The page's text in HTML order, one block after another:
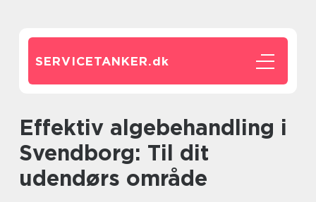
SERVICETANKER.dk
Effektiv algebehandling i
Svendborg: Til dit
udendørs område